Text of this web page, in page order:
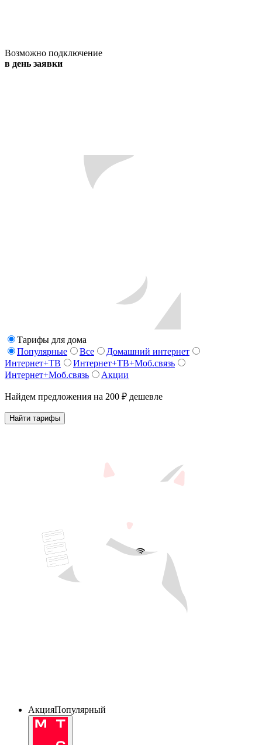
Возможно подключение
в день заявки
Тарифы для дома
Популярные
Все
Домашний интернет
Интернет+ТВ
Интернет+ТВ+Моб.связь
Интернет+Моб.связь
Акции
Найдем предложения на 200 ₽ дешевле
Найти тарифы
АкцияПопулярный